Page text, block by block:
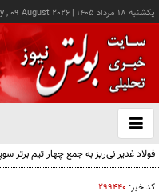
يکشنبه ۱۸ مرداد ۱۴۰۵ |
, 09 August 2026
باز
و
فولاد غدیر نی‌ریز به جمع چهار تیم برتر
کد خبر: ۲۹۹۴۴۰